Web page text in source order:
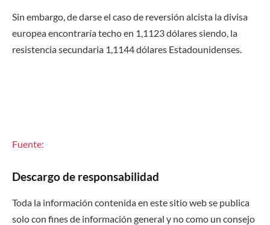
Sin embargo, de darse el caso de reversión alcista la divisa
europea encontraría techo en 1,1123 dólares siendo, la
resistencia secundaria 1,1144 dólares Estadounidenses.
Fuente:
Descargo de responsabilidad
Toda la información contenida en este sitio web se publica
solo con fines de información general y no como un consejo